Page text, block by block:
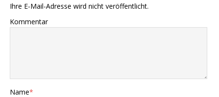
Ihre E-Mail-Adresse wird nicht veröffentlicht.
Kommentar
Name*